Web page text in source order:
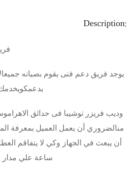
Description:
يوجد فريق دعم فنى يقوم بصيانه
وديب فريزر توشيبا فى حدائق
منالضروري أن يعمل العميل بمعرفة
ساعة علي مدار